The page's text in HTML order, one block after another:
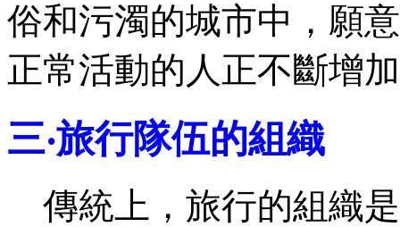
俗和污濁的城市中，願
正常活動的人正不斷增
三‧旅行隊伍的組織
傳統上，旅行的組織